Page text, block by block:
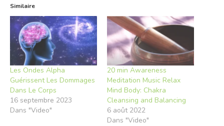
Similaire
Les Ondes Alpha
Guérissent Les Dommages
Dans Le Corps
16 septembre 2023
Dans "Video"
20 min Awareness
Meditation Music Relax
Mind Body: Chakra
Cleansing and Balancing
6 août 2022
Dans "Video"